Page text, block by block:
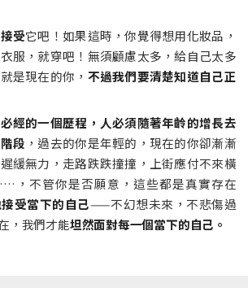
接受它吧！如果這時，你覺得想用化妝品，
服，就穿吧！無須顧慮太多，給自己太多
是現在的你， 不過我們要清楚知道自己正
必經的一個歷程，人必須隨著年齡的增長去
段 ，過去的你是年輕的，現在的你卻漸漸
緩無力，走路跌跌撞撞，上街應付不來橫
，不管你是否願意，這些都是真實存在
受當下的自己——不幻想未來，不悲傷過
，我們才能坦然面對每一個當下的自己。